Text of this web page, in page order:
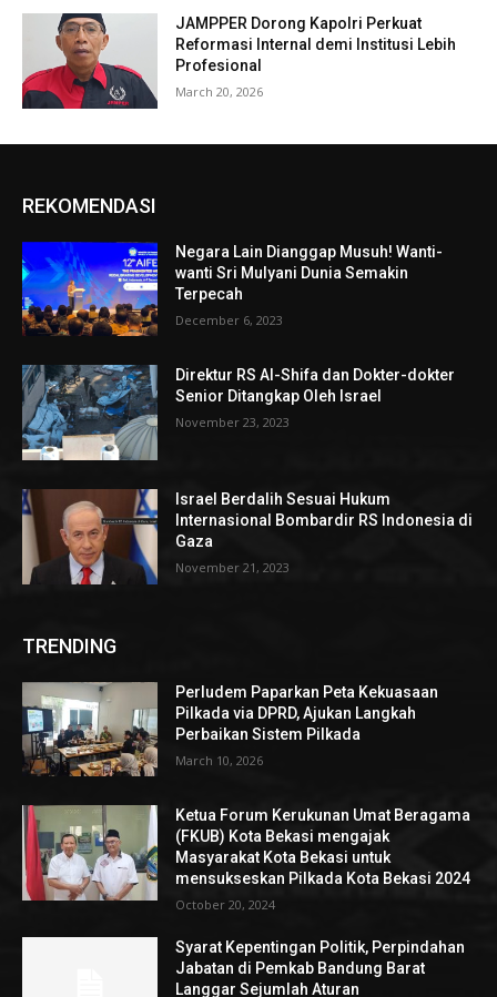
JAMPPER Dorong Kapolri Perkuat
Reformasi Internal demi Institusi Lebih
Profesional
March 20, 2026
REKOMENDASI
Negara Lain Dianggap Musuh! Wanti-
wanti Sri Mulyani Dunia Semakin
Terpecah
December 6, 2023
Direktur RS Al-Shifa dan Dokter-dokter
Senior Ditangkap Oleh Israel
November 23, 2023
Israel Berdalih Sesuai Hukum
Internasional Bombardir RS Indonesia di
Gaza
November 21, 2023
TRENDING
Perludem Paparkan Peta Kekuasaan
Pilkada via DPRD, Ajukan Langkah
Perbaikan Sistem Pilkada
March 10, 2026
Ketua Forum Kerukunan Umat Beragama
(FKUB) Kota Bekasi mengajak
Masyarakat Kota Bekasi untuk
mensukseskan Pilkada Kota Bekasi 2024
October 20, 2024
Syarat Kepentingan Politik, Perpindahan
Jabatan di Pemkab Bandung Barat
Langgar Sejumlah Aturan